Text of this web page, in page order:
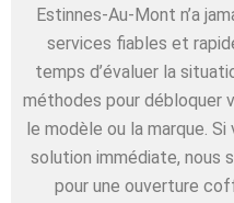
Estinnes-Au-Mont n’a
services fiables et
temps d’évaluer la
méthodes pour
le modèle ou la marque.
solution immédiate, nous
pour une ouverture